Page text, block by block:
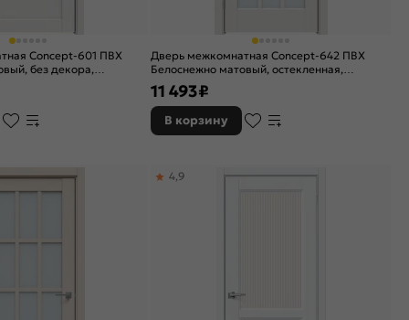
Concept-601 ПВХ
без декора,
белый, без кромки,
Дверь межкомнатная Concept-642 ПВХ
Белоснежно матовый, остекленная,
прозрачное, без кромки, царговая
11 493₽
В корзину
4,9